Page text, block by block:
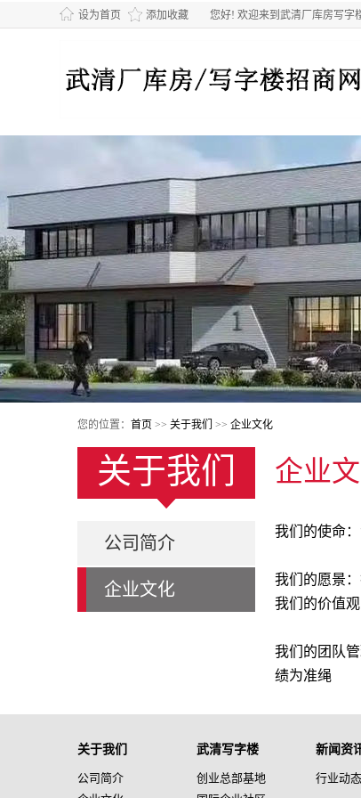
设为首页 添加收藏 您好! 欢迎来到武清厂库房写字
您的位置： 首页 >> 关于我们 >> 企业文化
关于我们
公司简介
企业文化
企业
我们的使命
我们的愿景
我们的价值
我们的团队
绩为准绳
关于我们
公司简介
武清写字楼
创业总部基地
新闻资
行业动态